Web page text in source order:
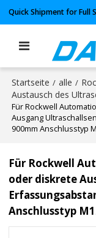
Quick Shipment for Full
Startseite / alle /
Austausch des
Für Rockwell
Ausgang
900mm Anschlusstyp
Für Rockwell
oder diskrete
Anschlusstyp